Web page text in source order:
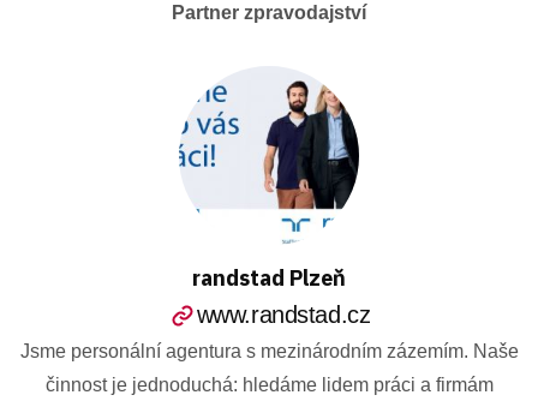
Partner zpravodajství
randstad Plzeň
www.randstad.cz
Jsme personální agentura s mezinárodním zázemím. Naše
činnost je jednoduchá: hledáme lidem práci a firmám